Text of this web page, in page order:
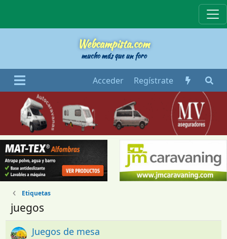
Webcampista.com
mucho más que un foro
Acceder Regístrate
Etiquetas
juegos
Juegos de mesa